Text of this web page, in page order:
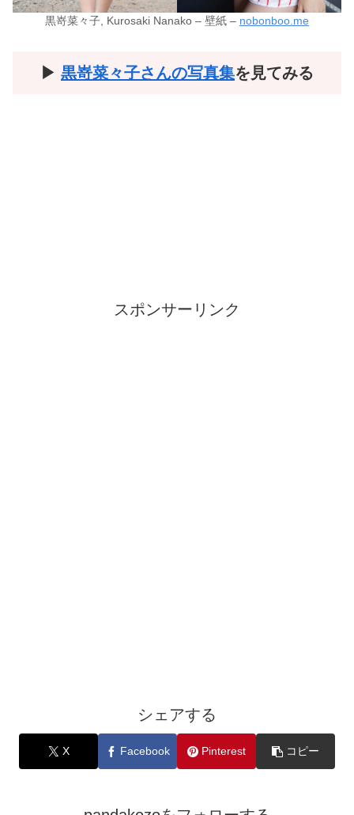
黒嵜菜々子, Kurosaki Nanako – 壁紙 – nobonboo.me
▶︎ 黒嵜菜々子さんの写真集を見てみる
スポンサーリンク
シェアする
X Facebook Pinterest コピー